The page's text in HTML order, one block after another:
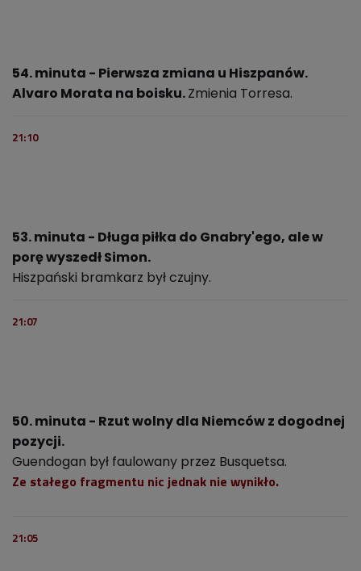
54. minuta - Pierwsza zmiana u Hiszpanów.
Alvaro Morata na boisku.Zmienia Torresa.
21:10
53. minuta - Długa piłka do Gnabry'ego, ale w
porę wyszedł Simon.
Hiszpański bramkarz był czujny.
21:07
50. minuta - Rzut wolny dla Niemców z dogodnej
pozycji.
Guendogan był faulowany przez Busquetsa.
Ze stałego fragmentu nic jednak nie wynikło.
21:05